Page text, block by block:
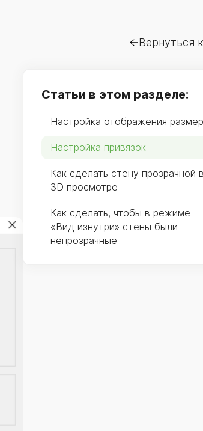
Вернуться
Статьи в этом разделе:
Настройка отображения
Настройка привязок
Как сделать стену прозрачной в
3D просмотре
Как сделать, чтобы в режиме
«Вид изнутри» стены были
непрозрачные